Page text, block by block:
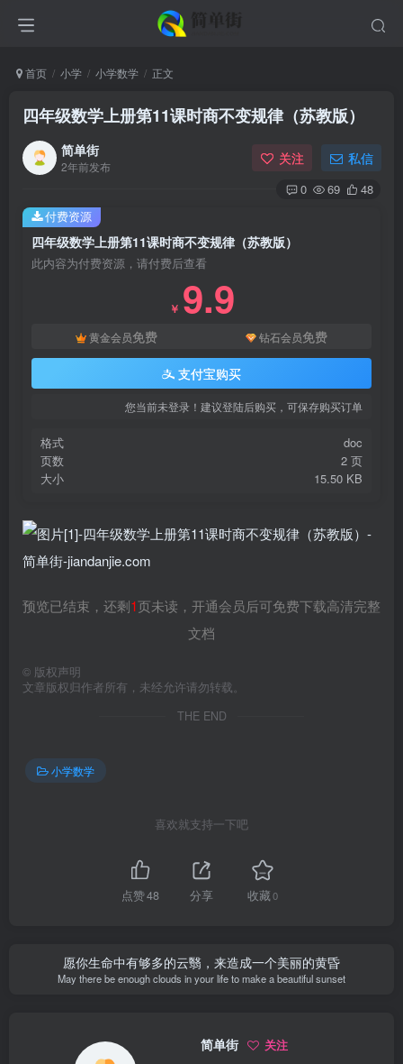
首页 小学 小学数学 正文
四年级数学上册第11课时商不变规律（苏教版）
简单街
2年前发布 关注 私信
0 69 48
四年级数学上册第11课时商不变规律（苏教版）
此内容为付费资源，请付费后查看
￥ 9.9
黄金会员免费 钻石会员免费
支付宝购买
您当前未登录！建议登陆后购买，可保存购买订单
格式
doc
页数
2 页
大小
15.50 KB
付费资源
预览已结束，还剩1页未读，开通会员后可免费下载高清完整
文档
© 版权声明
文章版权归作者所有，未经允许请勿转载。
THE END
小学数学
喜欢就支持一下吧
点赞48 分享 收藏0
愿你生命中有够多的云翳，来造成一个美丽的黄昏
May there be enough clouds in your life to make a beautiful sunset
简单街 关注